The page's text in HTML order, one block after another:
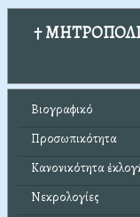
†
Βιογραφικό
Προσωπικότητα
Κανονικότητα
Νεκρολογίες